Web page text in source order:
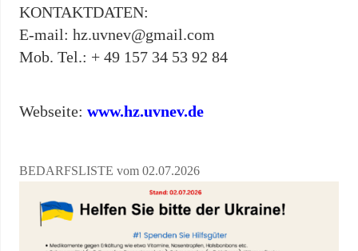
KONTAKTDATEN:
E-mail: hz.uvnev@gmail.com
Mob. Tel.: + 49 157 34 53 92 84
Webseite: www.hz.uvnev.de
BEDARFSLISTE vom 02.07.2026